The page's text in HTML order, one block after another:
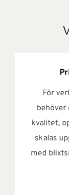
För
behöver
kvalitet,
skalas
med